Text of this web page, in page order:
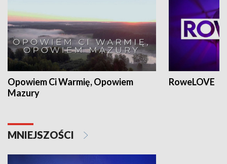
Opowiem Ci Warmię, Opowiem
Mazury
RoweLOVE
MNIEJSZOŚCI